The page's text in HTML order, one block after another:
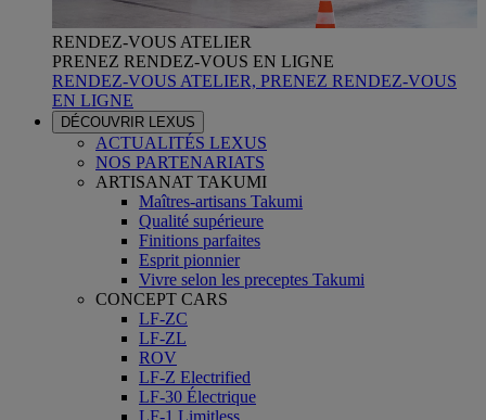
RENDEZ-VOUS ATELIER
PRENEZ RENDEZ-VOUS EN LIGNE
RENDEZ-VOUS ATELIER, PRENEZ RENDEZ-VOUS
EN LIGNE
DÉCOUVRIR LEXUS
ACTUALITÉS LEXUS
NOS PARTENARIATS
ARTISANAT TAKUMI
Maîtres-artisans Takumi
Qualité supérieure
Finitions parfaites
Esprit pionnier
Vivre selon les preceptes Takumi
CONCEPT CARS
LF-ZC
LF-ZL
ROV
LF-Z Electrified
LF-30 Électrique
LF-1 Limitless